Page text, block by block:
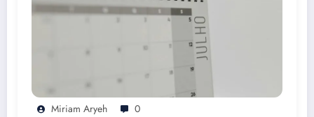
Miriam Aryeh 0